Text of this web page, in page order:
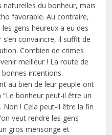
du bonheur, mais
favorable. Au contraire,
gens heureux a eu des
convaincre, il suffit de
Combien de crimes
meilleur ! La route de
intentions.
au bien de leur peuple ont
bonheur peut-il être un
Non ! Cela peut-il être la fin
veut rendre les gens
gros mensonge et